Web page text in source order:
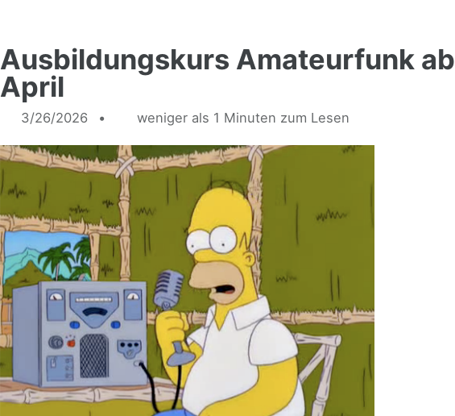
Ausbildungskurs Amateurfunk ab
April
3/26/2026 weniger als 1 Minuten zum Lesen